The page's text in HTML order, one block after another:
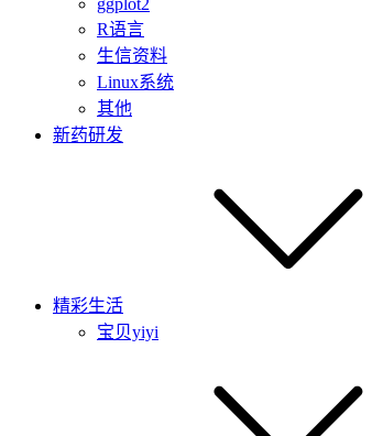
ggplot2
R语言
生信资料
Linux系统
其他
新药研发
精彩生活
宝贝yiyi